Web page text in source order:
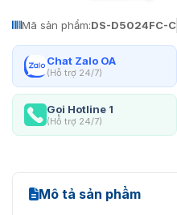
Mã sản phẩm:DS-D5024FC-C
Chat Zalo OA
(Hỗ trợ 24/7)
Gọi Hotline 1
(Hỗ trợ 24/7)
Mô tả sản phẩm